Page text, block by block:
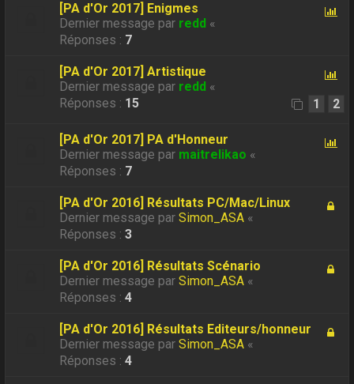
[PA d'Or 2017] Enigmes
Dernier message par redd «
Réponses : 7
[PA d'Or 2017] Artistique
Dernier message par redd «
Réponses : 15 1 2
[PA d'Or 2017] PA d'Honneur
Dernier message par maitrelikao «
Réponses : 7
[PA d'Or 2016] Résultats PC/Mac/Linux
Dernier message parSimon_ASA «
Réponses :3
[PA d'Or 2016] Résultats Scénario
Dernier message parSimon_ASA «
Réponses :4
[PA d'Or 2016] Résultats Editeurs/honneur
Dernier message parSimon_ASA «
Réponses :4